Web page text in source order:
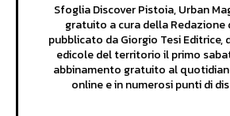
Sfoglia Discover Pistoia, Urban
gratuito a cura della Redazione
pubblicato da Giorgio Tesi Editrice,
edicole del territorio il primo
abbinamento gratuito al
online e in numerosi punti di